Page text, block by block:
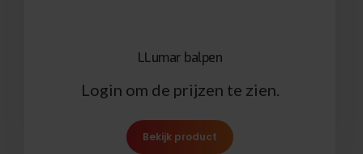
LLumar balpen
Login om de prijzen te zien.
Bekijk product